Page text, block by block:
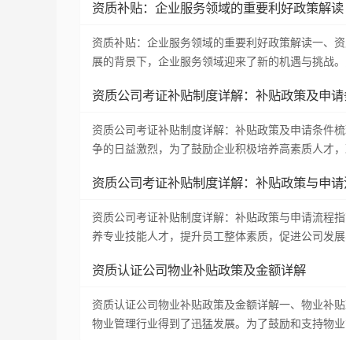
资质补贴：企业服务领域的重要利好政策解读
资质补贴：企业服务领域的重要利好政策解读一、
展的背景下，企业服务领域迎来了新的机遇与挑战
资质公司考证补贴制度详解：补贴政策及申
资质公司考证补贴制度详解：补贴政策及申请条件
争的日益激烈，为了鼓励企业积极培养高素质人才
资质公司考证补贴制度详解：补贴政策与申
资质公司考证补贴制度详解：补贴政策与申请流程
养专业技能人才，提升员工整体素质，促进公司发
资质认证公司物业补贴政策及金额详解
资质认证公司物业补贴政策及金额详解一、物业补
物业管理行业得到了迅猛发展。为了鼓励和支持物